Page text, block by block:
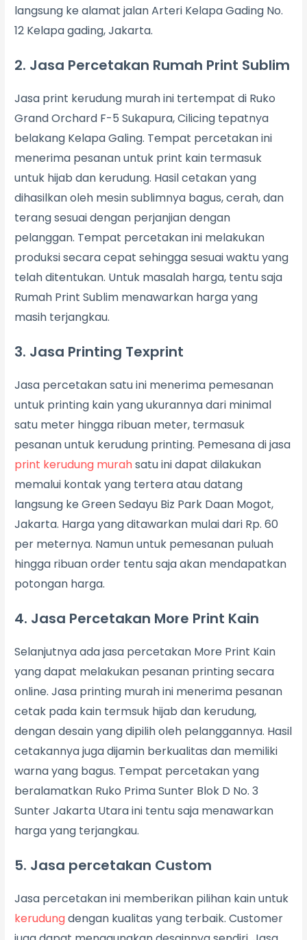
langsung ke alamat jalan Arteri Kelapa Gading No.
12 Kelapa gading, Jakarta.
2. Jasa Percetakan Rumah Print Sublim
Jasa print kerudung murah ini tertempat di Ruko
Grand Orchard F-5 Sukapura, Cilicing tepatnya
belakang Kelapa Galing. Tempat percetakan ini
menerima pesanan untuk print kain termasuk
untuk hijab dan kerudung. Hasil cetakan yang
dihasilkan oleh mesin sublimnya bagus, cerah, dan
terang sesuai dengan perjanjian dengan
pelanggan. Tempat percetakan ini melakukan
produksi secara cepat sehingga sesuai waktu yang
telah ditentukan. Untuk masalah harga, tentu saja
Rumah Print Sublim menawarkan harga yang
masih terjangkau.
3. Jasa Printing Texprint
Jasa percetakan satu ini menerima pemesanan
untuk printing kain yang ukurannya dari minimal
satu meter hingga ribuan meter, termasuk
pesanan untuk kerudung printing. Pemesana di jasa
print kerudung murahsatu ini dapat dilakukan
memalui kontak yang tertera atau datang
langsung ke Green Sedayu Biz Park Daan Mogot,
Jakarta. Harga yang ditawarkan mulai dari Rp. 60
per meternya. Namun untuk pemesanan puluah
hingga ribuan order tentu saja akan mendapatkan
potongan harga.
4. Jasa Percetakan More Print Kain
Selanjutnya ada jasa percetakan More Print Kain
yang dapat melakukan pesanan printing secara
online. Jasa printing murah ini menerima pesanan
cetak pada kain termsuk hijab dan kerudung,
dengan desain yang dipilih oleh pelanggannya. Hasil
cetakannya juga dijamin berkualitas dan memiliki
warna yang bagus. Tempat percetakan yang
beralamatkan Ruko Prima Sunter Blok D No. 3
Sunter Jakarta Utara ini tentu saja menawarkan
harga yang terjangkau.
5. Jasa percetakan Custom
Jasa percetakan ini memberikan pilihan kain untuk
kerudungdengan kualitas yang terbaik. Customer